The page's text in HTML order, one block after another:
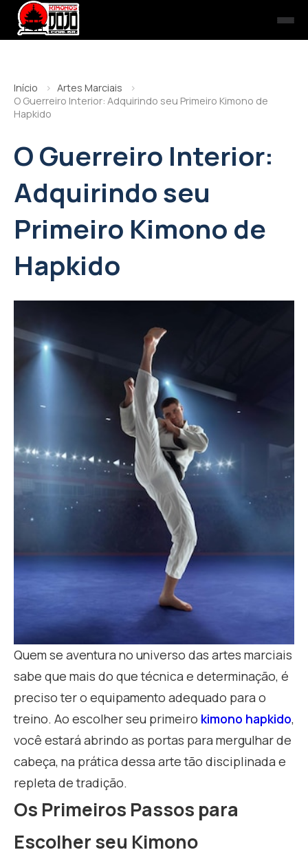
Início
Artes Marciais
O Guerreiro Interior: Adquirindo seu Primeiro Kimono de
Hapkido
O Guerreiro Interior:
Adquirindo seu
Primeiro Kimono de
Hapkido
Quem se aventura no universo das artes marciais
sabe que mais do que técnica e determinação, é
preciso ter o equipamento adequado para o
treino. Ao escolher seu primeiro kimono hapkido,
você estará abrindo as portas para mergulhar de
cabeça, na prática dessa arte tão disciplinada e
repleta de tradição.
Os Primeiros Passos para
Escolher seu Kimono